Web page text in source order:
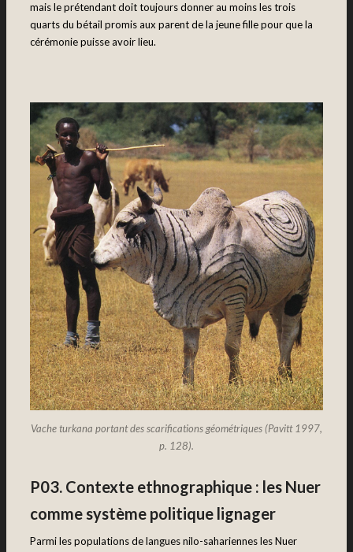
mais le prétendant doit toujours donner au moins les trois
quarts du bétail promis aux parent de la jeune fille pour que la
cérémonie puisse avoir lieu.
Vache turkana portant des scarifications géométriques (Pavitt 1997,
p. 128).
P03. Contexte ethnographique : les Nuer
comme système politique lignager
Parmi les populations de langues nilo-sahariennes les Nuer